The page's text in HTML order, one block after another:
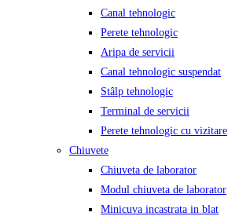
Canal tehnologic
Perete tehnologic
Aripa de servicii
Canal tehnologic suspendat
Stâlp tehnologic
Terminal de servicii
Perete tehnologic cu vizitare
Chiuvete
Chiuveta de laborator
Modul chiuveta de laborator
Minicuva incastrata in blat